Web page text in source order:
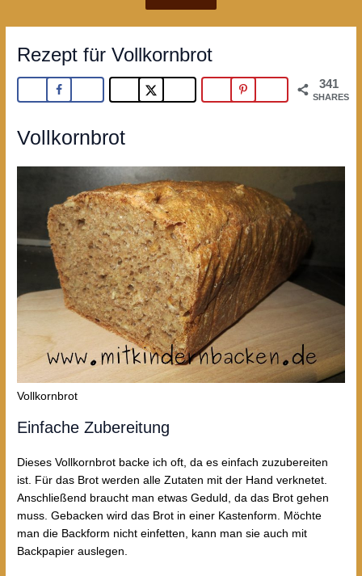
Rezept für Vollkornbrot
341
SHARES
Vollkornbrot
Vollkornbrot
Einfache Zubereitung
Dieses Vollkornbrot backe ich oft, da es einfach zuzubereiten
ist. Für das Brot werden alle Zutaten mit der Hand verknetet.
Anschließend braucht man etwas Geduld, da das Brot gehen
muss. Gebacken wird das Brot in einer Kastenform. Möchte
man die Backform nicht einfetten, kann man sie auch mit
Backpapier auslegen.